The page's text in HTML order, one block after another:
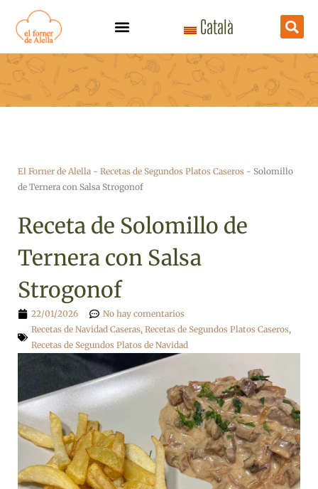
contenido
Català
El Forner de Alella - Recetas de Segundos Platos Caseros - Solomillo
de Ternera con Salsa Strogonof
Receta de Solomillo de
Ternera con Salsa
Strogonof
22/01/2026
No hay comentarios
Recetas de Navidad Caseras, Recetas de Segundos Platos Caseros,
Recetas de Segundos Platos de Navidad